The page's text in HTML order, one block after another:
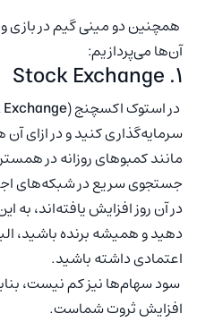
همچنین دو مینی گیم در بازی
آن‌ها می‌پردازیم:
۱. Stock Exchange
در استوک اکسچنج (
سرمایه‌گذاری کنید و در ازای
مانند کمبوهای روزانه در
جستجوی سریع در شبکه‌های
در آن روز افزایش یافته‌اند، به
دهید و همیشه برنده باشید،
اعتمادی داشته باشید.
سود سهام‌ها نیز کم نیست،
افزایش ثروت شماست.